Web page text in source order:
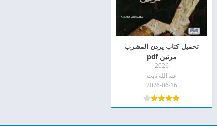
تحميل كتاب يردن المشرب
مرتين pdf
2026
عبد الله ثابت
2026-06-16